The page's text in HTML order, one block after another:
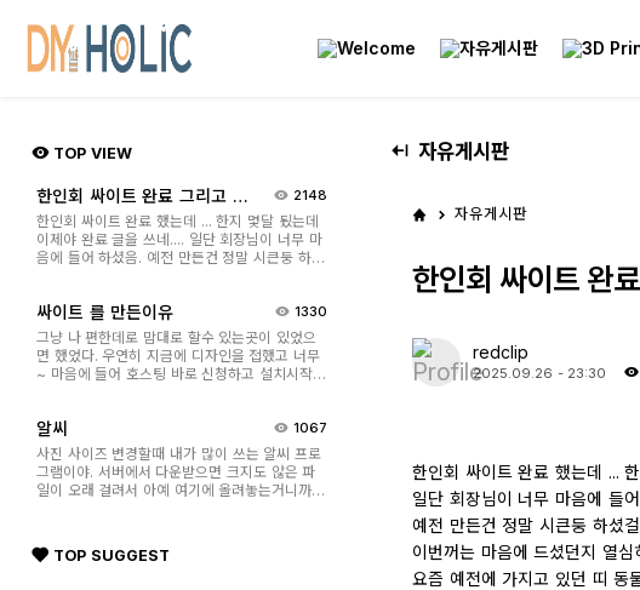
TOP VIEW
한인회 싸이트 완료 그리고 요
즘
2148
한인회 싸이트 완료 했는데 ... 한지 몇달 됬는데
이제야 완료 글을 쓰네.... 일단 회장님이 너무 마
음에 들어 하셨음. 예전 만든건 정말 시큰둥 하셨
하시더라.. ^^;;; 요즘 예전에 가지고 있던 띠 동물
그림으로 neon 싸인 ...
싸이트 를 만든이유 1330
그냥 나 편한데로 맘대로 할수 있는곳이 있었으
면 했었다. 우연히 지금에 디자인을 접했고 너무
~ 마음에 들어 호스팅 바로 신청하고 설치시작!
지.... 하며 ( 켄슬 시간은 일주일 ) 설치 했는데 왠
걸.... 이건 너무 쉽고 이쁘쟈나....
알씨 1067
사진 사이즈 변경할때 내가 많이 쓰는 알씨 프로
그램이야. 서버에서 다운받으면 크지도 않은 파
일이 오래 걸려서 아예 여기에 올려놓는거니까
클릭
TOP SUGGEST
자유게시판
자유게시판
한인회 싸이트 완
redclip
2025.09.26 - 23:30
한인회 싸이트 완료 했는데 ...
일단 회장님이 너무 마음에 들
예전 만든건 정말 시큰둥 하셨
이번꺼는 마음에 드셨던지 열
요즘 예전에 가지고 있던 띠 동